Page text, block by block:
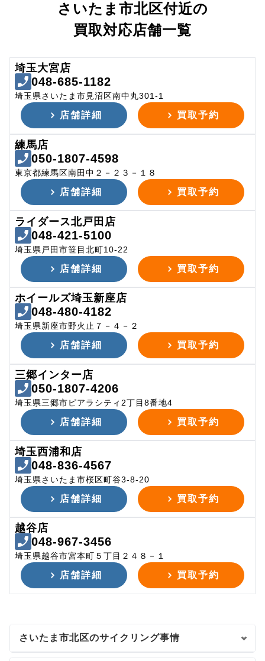
さいたま市北区付近の
買取対応店舗一覧
埼玉大宮店
048-685-1182
埼玉県さいたま市見沼区南中丸301-1
店舗詳細 買取予約
練馬店
050-1807-4598
東京都練馬区南田中２－２３－１８
店舗詳細 買取予約
ライダース北戸田店
048-421-5100
埼玉県戸田市笹目北町10-22
店舗詳細 買取予約
ホイールズ埼玉新座店
048-480-4182
埼玉県新座市野火止７－４－２
店舗詳細 買取予約
三郷インター店
050-1807-4206
埼玉県三郷市ピアラシティ2丁目8番地4
店舗詳細 買取予約
埼玉西浦和店
048-836-4567
埼玉県さいたま市桜区町谷3-8-20
店舗詳細 買取予約
越谷店
048-967-3456
埼玉県越谷市宮本町５丁目２４８－１
店舗詳細 買取予約
さいたま市北区のサイクリング事情